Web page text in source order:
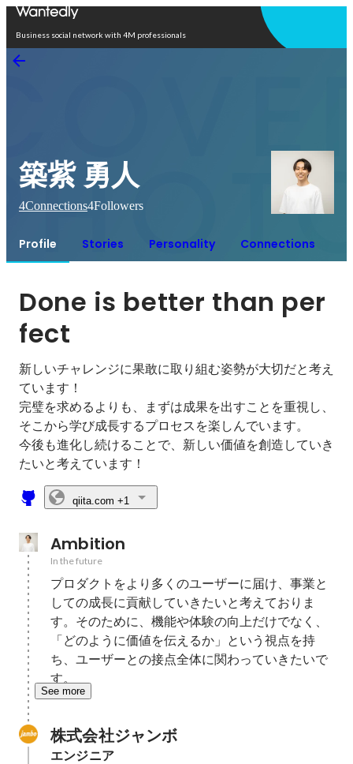
Business social network with 4M professionals
築紫 勇人
4Connections4Followers
Profile Stories Personality Connections
Done is better than per
fect
新しいチャレンジに果敢に取り組む姿勢が大切だと考え
ています！
完璧を求めるよりも、まずは成果を出すことを重視し、
そこから学び成長するプロセスを楽しんでいます。
今後も進化し続けることで、新しい価値を創造していき
たいと考えています！
qiita.com +1
Ambition
In the future
プロダクトをより多くのユーザーに届け、事業と
しての成長に貢献していきたいと考えておりま
す。そのために、機能や体験の向上だけでなく、
「どのように価値を伝えるか」という視点を持
ち、ユーザーとの接点全体に関わっていきたいで
す。
See more
株式会社ジャンボ
エンジニア